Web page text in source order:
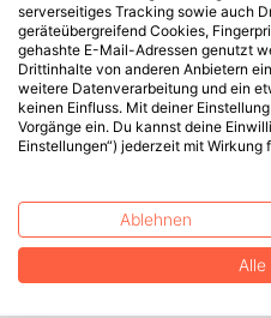
serverseitiges Tracking sowie auch
geräteübergreifend Cookies,
gehashte E-Mail-Adressen genutzt
Drittinhalte von anderen Anbietern
weitere Datenverarbeitung und ein
keinen Einfluss. Mit deiner
Vorgänge ein. Du kannst deine
Einstellungen“) jederzeit mit
Ablehnen